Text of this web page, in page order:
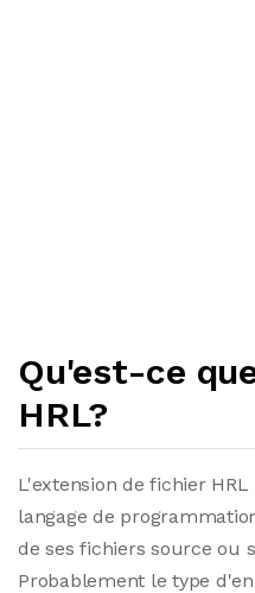
Qu'est-ce
HRL?
L'extension de fichier
langage de
de ses fichiers source ou
Probablement le type